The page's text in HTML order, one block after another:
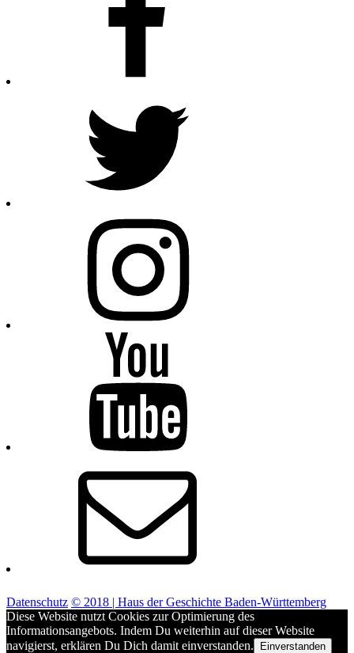
Datenschutz © 2018 | Haus der Geschichte Baden-Württemberg
Diese Website nutzt Cookies zur Optimierung des
Informationsangebots. Indem Du weiterhin auf dieser Website
navigierst, erklären Du Dich damit einverstanden.
Einverstanden